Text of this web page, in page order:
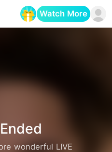
Watch More
wonderful LIVE